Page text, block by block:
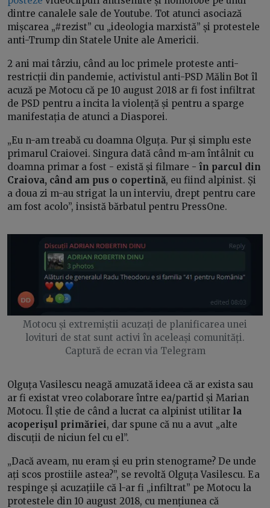
dintre canalele sale de Youtube. Tot atunci asociază
mișcarea „#rezist” cu „ideologia marxistă” și protestele
anti-Trump din Statele Unite ale Americii.
2 ani mai târziu, când au loc primele proteste anti-
restricții din pandemie, activistul anti-PSD Mălin Bot îl
acuză pe Motocu că pe 10 august 2018 ar fi fost infiltrat
de PSD pentru a incita la violență și pentru a sparge
manifestația de atunci a Diasporei.
„Eu n-am treabă cu doamna Olguța. Pur și simplu este
primarul Craiovei. Singura dată când m-am întâlnit cu
doamna primar a fost - există și filmare - în parcul din
Craiova, când am pus o copertină, eu fiind alpinist. Și
a doua zi m-au strigat la un interviu, drept pentru care
am fost acolo”, insistă bărbatul pentru PressOne.
Motocu și extremiștii acuzați de planificarea unei
lovituri de stat sunt activi în aceleași comunități.
Captură de ecran via Telegram
Olguța Vasilescu neagă amuzată ideea că ar exista sau
ar fi existat vreo colaborare între ea/partid și Marian
Motocu. Îl știe de când a lucrat ca alpinist utilitar la
acoperișul primăriei, dar spune că nu a avut „alte
discuții de niciun fel cu el”.
„Dacă aveam, nu eram și eu prin stenograme? De unde
ați scos prostiile astea?”, se revoltă Olguța Vasilescu. Ea
respinge și acuzațiile că l-ar fi „infiltrat” pe Motocu la
protestele din 10 august 2018, cu mențiunea că